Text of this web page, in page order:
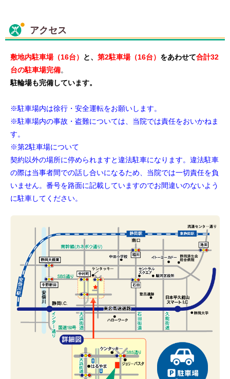
アクセス
敷地内駐車場（16台） と、 第2駐車場（16台） をあわせて合計32
台の駐車場完備。
駐輪場も完備しています。
※駐車場内は徐行・安全運転をお願いします。
※駐車場内の事故・盗難については、当院では責任をおいかねま
す。
※第2駐車場について
契約以外の場所に停められますと違法駐車になります。違法駐車
の際は当事者間での話し合いになるため、当院では一切責任を負
いません。番号を路面に記載していますのでお間違いのないよう
に駐車してください。